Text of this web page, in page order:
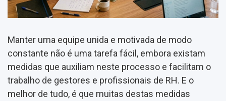
Manter uma equipe unida e motivada de modo
constante não é uma tarefa fácil, embora existam
medidas que auxiliam neste processo e facilitam o
trabalho de gestores e profissionais de RH. E o
melhor de tudo, é que muitas destas medidas